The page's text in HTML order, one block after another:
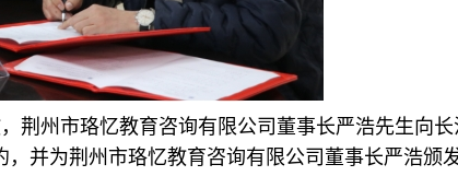
荆州市珞忆教育咨询有限公司董事长严浩先生向长
并为荆州市珞忆教育咨询有限公司董事长严浩颁